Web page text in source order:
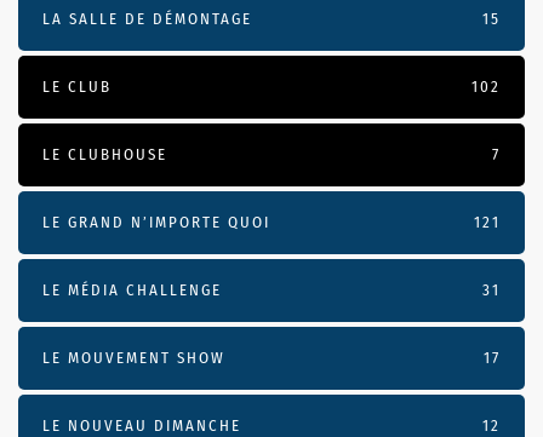
LA SALLE DE DÉMONTAGE 15
LE CLUB 102
LE CLUBHOUSE 7
LE GRAND N’IMPORTE QUOI 121
LE MÉDIA CHALLENGE 31
LE MOUVEMENT SHOW 17
LE NOUVEAU DIMANCHE 12